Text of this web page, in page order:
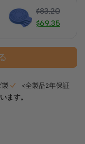
$83.20
元
価
$83.20
$69.35
在
格
製
<全製品2年保証
ます。